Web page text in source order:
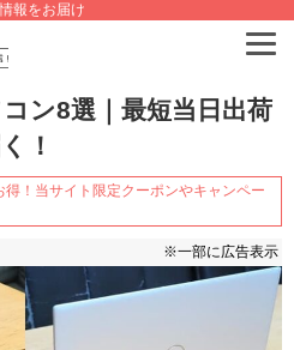
報をお届け
ン8選｜最短当日出荷
！
！当サイト限定クーポンやキャンペー
※一部に広告表示